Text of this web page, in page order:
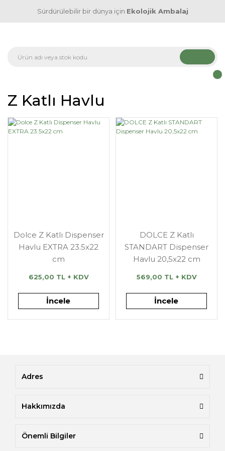
Sürdürülebilir bir dünya için Ekolojik Ambalaj
Z Katlı Havlu
Dolce Z Katlı Dispenser
Havlu EXTRA 23.5x22
cm
625,00 TL + KDV
İncele
DOLCE Z Katlı
STANDART Dispenser
Havlu 20,5x22 cm
569,00 TL + KDV
İncele
Adres
Hakkımızda
Önemli Bilgiler